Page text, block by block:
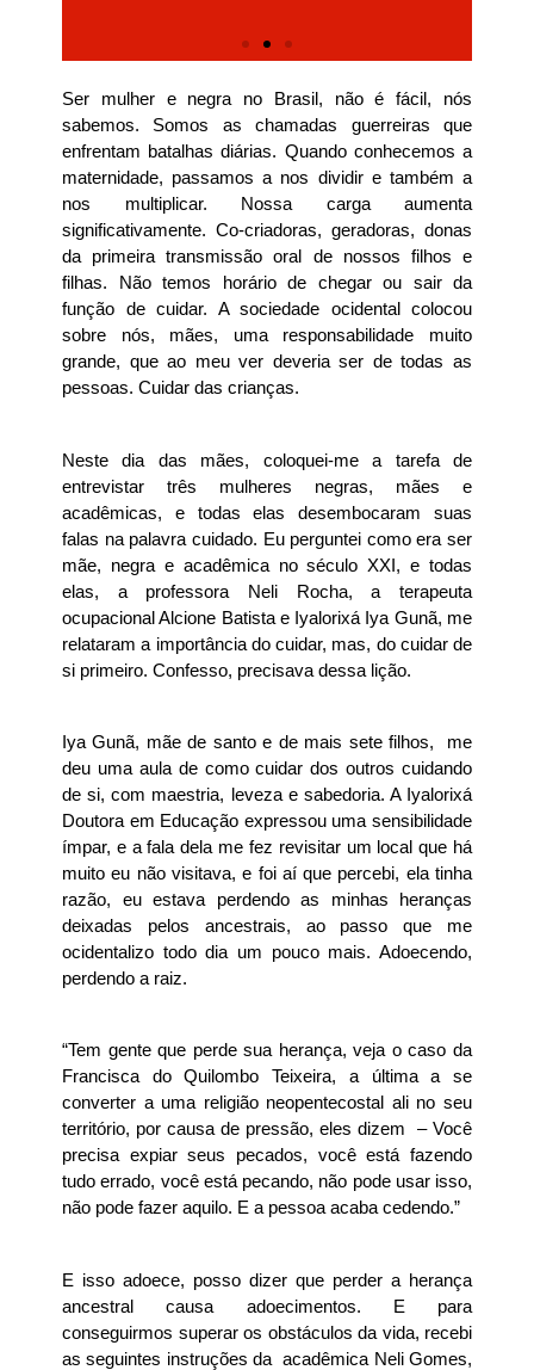
Ser mulher e negra no Brasil, não é fácil, nós
sabemos. Somos as chamadas guerreiras que
enfrentam batalhas diárias. Quando conhecemos a
maternidade, passamos a nos dividir e também a
nos multiplicar. Nossa carga aumenta
significativamente. Co-criadoras, geradoras, donas
da primeira transmissão oral de nossos filhos e
filhas. Não temos horário de chegar ou sair da
função de cuidar. A sociedade ocidental colocou
sobre nós, mães, uma responsabilidade muito
grande, que ao meu ver deveria ser de todas as
pessoas. Cuidar das crianças.
Neste dia das mães, coloquei-me a tarefa de
entrevistar três mulheres negras, mães e
acadêmicas, e todas elas desembocaram suas
falas na palavra cuidado. Eu perguntei como era ser
mãe, negra e acadêmica no século XXI, e todas
elas, a professora Neli Rocha, a terapeuta
ocupacional Alcione Batista e Iyalorixá Iya Gunã, me
relataram a importância do cuidar, mas, do cuidar de
si primeiro. Confesso, precisava dessa lição.
Iya Gunã, mãe de santo e de mais sete filhos, me
deu uma aula de como cuidar dos outros cuidando
de si, com maestria, leveza e sabedoria. A Iyalorixá
Doutora em Educação expressou uma sensibilidade
ímpar, e a fala dela me fez revisitar um local que há
muito eu não visitava, e foi aí que percebi, ela tinha
razão, eu estava perdendo as minhas heranças
deixadas pelos ancestrais, ao passo que me
ocidentalizo todo dia um pouco mais. Adoecendo,
perdendo a raiz.
“Tem gente que perde sua herança, veja o caso da
Francisca do Quilombo Teixeira, a última a se
converter a uma religião neopentecostal ali no seu
território, por causa de pressão, eles dizem – Você
precisa expiar seus pecados, você está fazendo
tudo errado, você está pecando, não pode usar isso,
não pode fazer aquilo. E a pessoa acaba cedendo.”
E isso adoece, posso dizer que perder a herança
ancestral causa adoecimentos. E para
conseguirmos superar os obstáculos da vida, recebi
as seguintes instruções da acadêmica Neli Gomes,